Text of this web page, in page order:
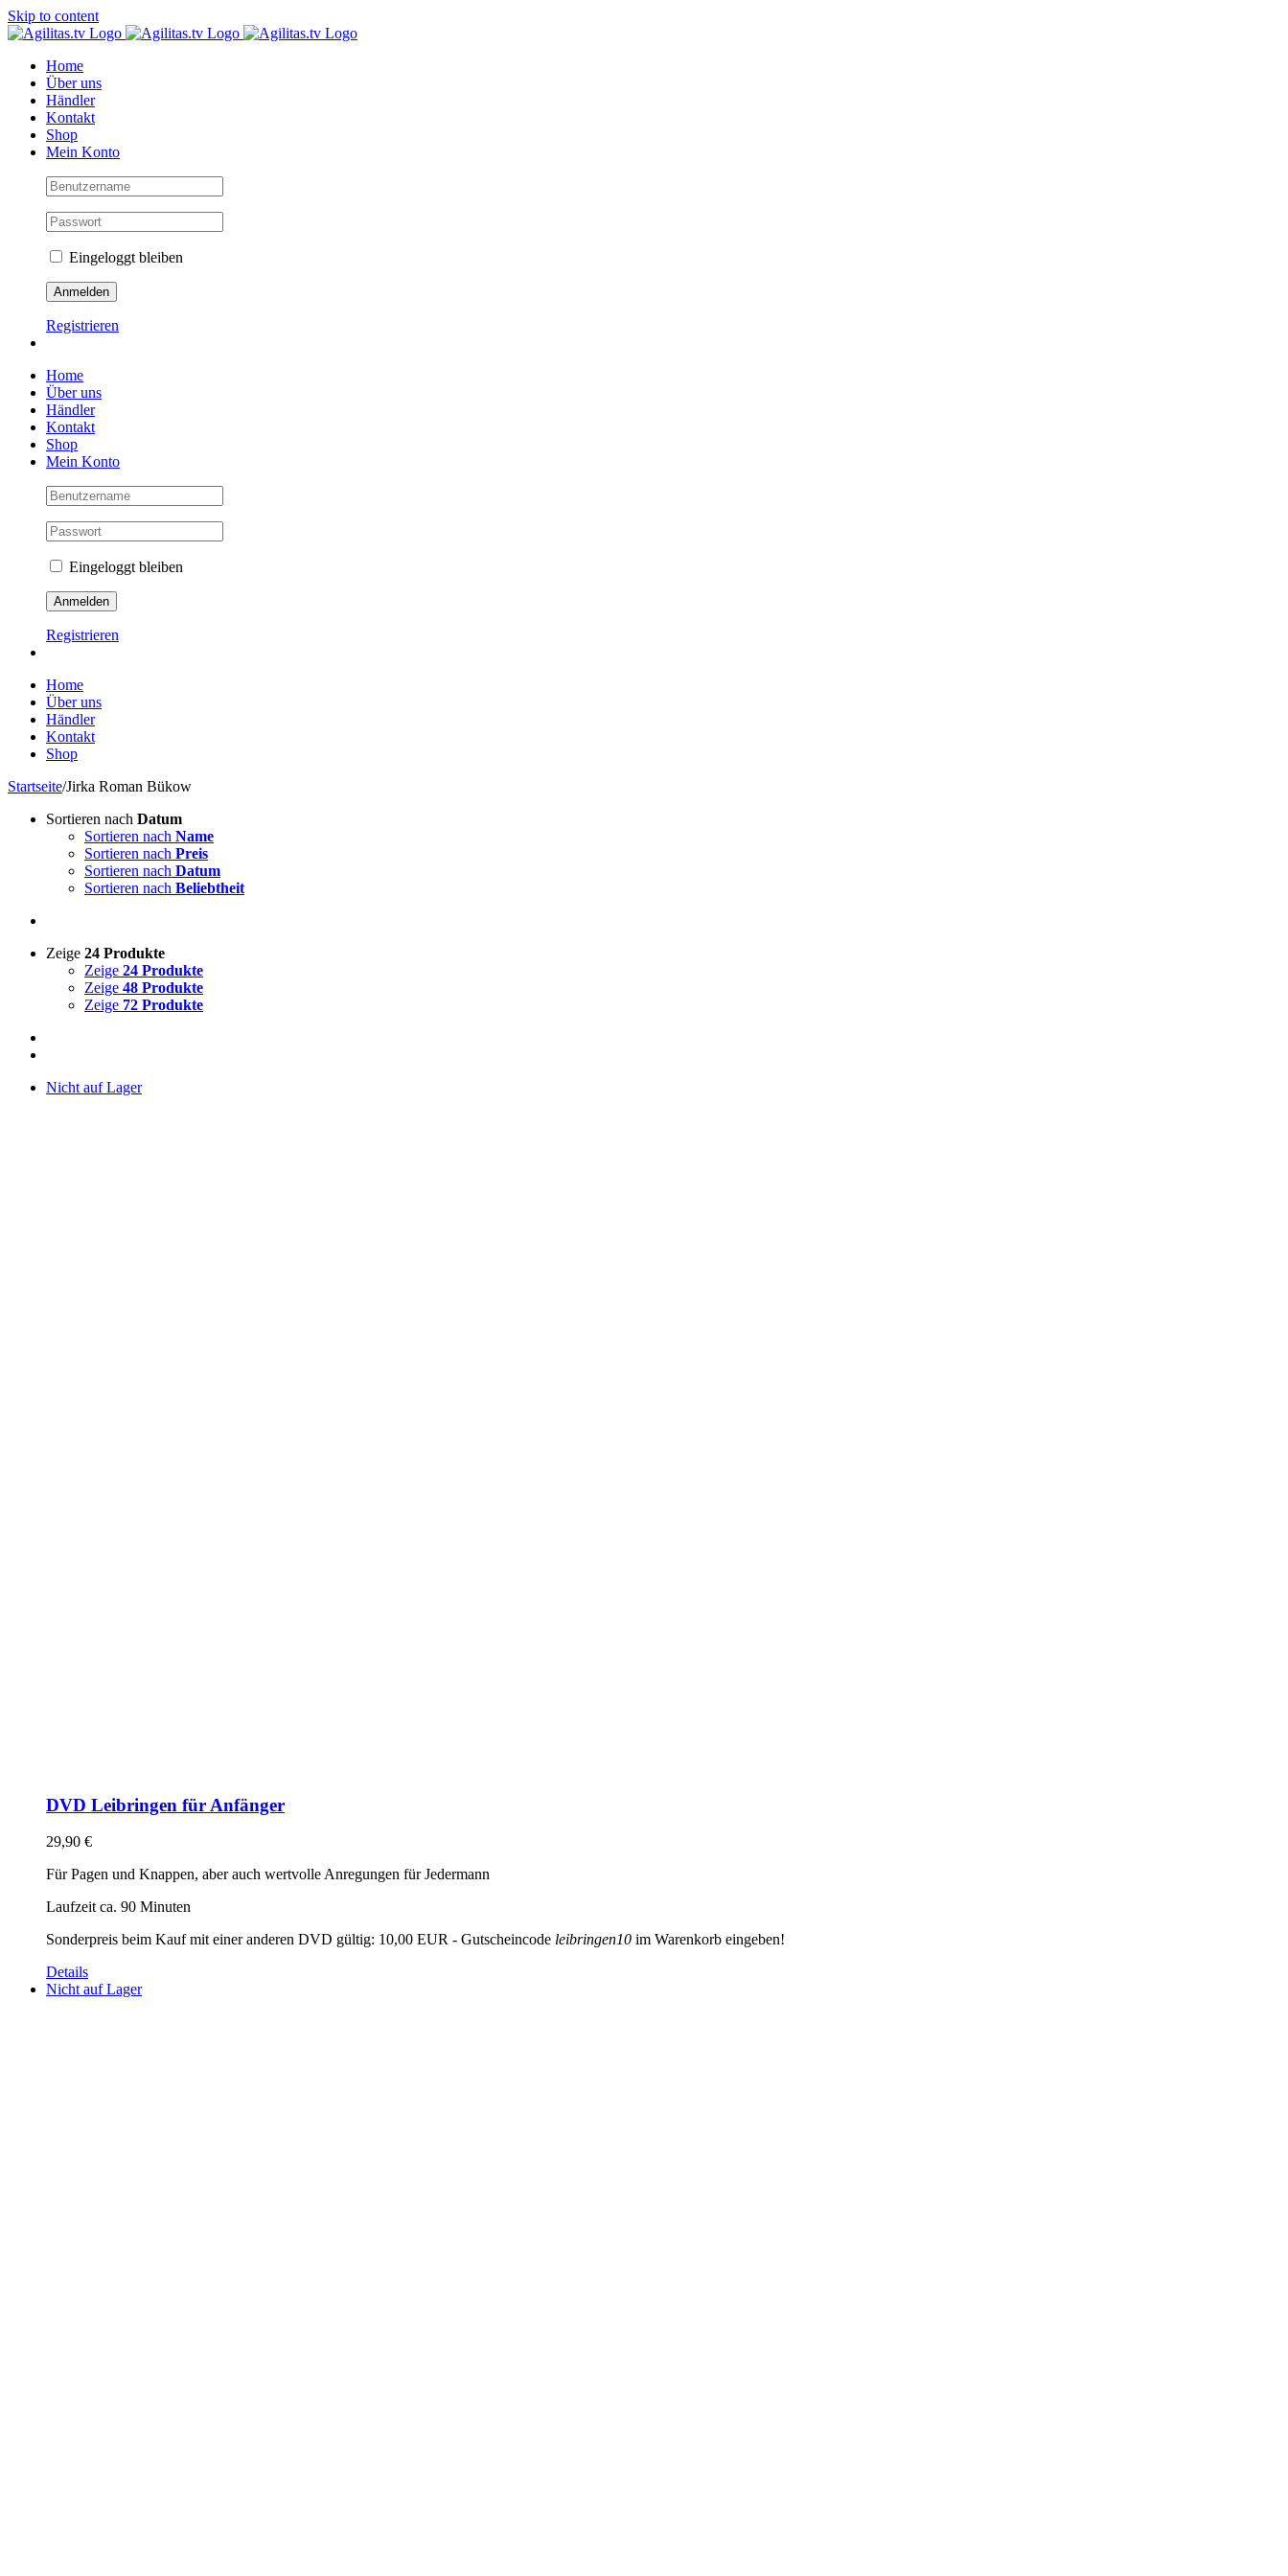
Skip to content
Home
Über uns
Händler
Kontakt
Shop
Mein Konto
Eingeloggt bleiben
Registrieren
Home
Über uns
Händler
Kontakt
Shop
Mein Konto
Eingeloggt bleiben
Registrieren
Home
Über uns
Händler
Kontakt
Shop
Startseite/Jirka Roman Bükow
Sortieren nach Datum
Sortieren nach Name
Sortieren nach Preis
Sortieren nach Datum
Sortieren nach Beliebtheit
Zeige 24 Produkte
Zeige 24 Produkte
Zeige 48 Produkte
Zeige 72 Produkte
Nicht auf Lager
DVD Leibringen für Anfänger
29,90 €
Für Pagen und Knappen, aber auch wertvolle Anregungen für Jedermann
Laufzeit ca. 90 Minuten
Sonderpreis beim Kauf mit einer anderen DVD gültig: 10,00 EUR - Gutscheincode leibringen10 im Warenkorb eingeben!
Details
Nicht auf Lager